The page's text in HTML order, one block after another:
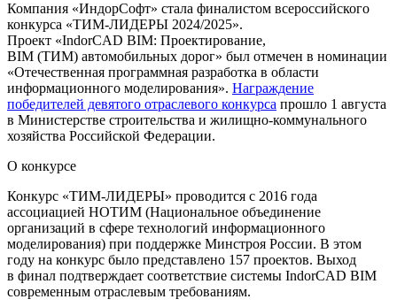
Компания «ИндорСофт» стала финалистом всероссийского
конкурса «ТИМ-ЛИДЕРЫ 2024/2025».
Проект «IndorCAD BIM: Проектирование,
BIM (ТИМ) автомобильных дорог» был отмечен в номинации
«Отечественная программная разработка в области
информационного моделирования». Награждение
победителей девятого отраслевого конкурса прошло 1 августа
в Министерстве строительства и жилищно-коммунального
хозяйства Российской Федерации.
О конкурсе
Конкурс «ТИМ-ЛИДЕРЫ» проводится с 2016 года
ассоциацией НОТИМ (Национальное объединение
организаций в сфере технологий информационного
моделирования) при поддержке Минстроя России. В этом
году на конкурс было представлено 157 проектов. Выход
в финал подтверждает соответствие системы IndorCAD BIM
современным отраслевым требованиям.